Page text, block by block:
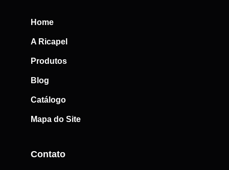
Home
A Ricapel
Produtos
Blog
Catálogo
Mapa do Site
Contato